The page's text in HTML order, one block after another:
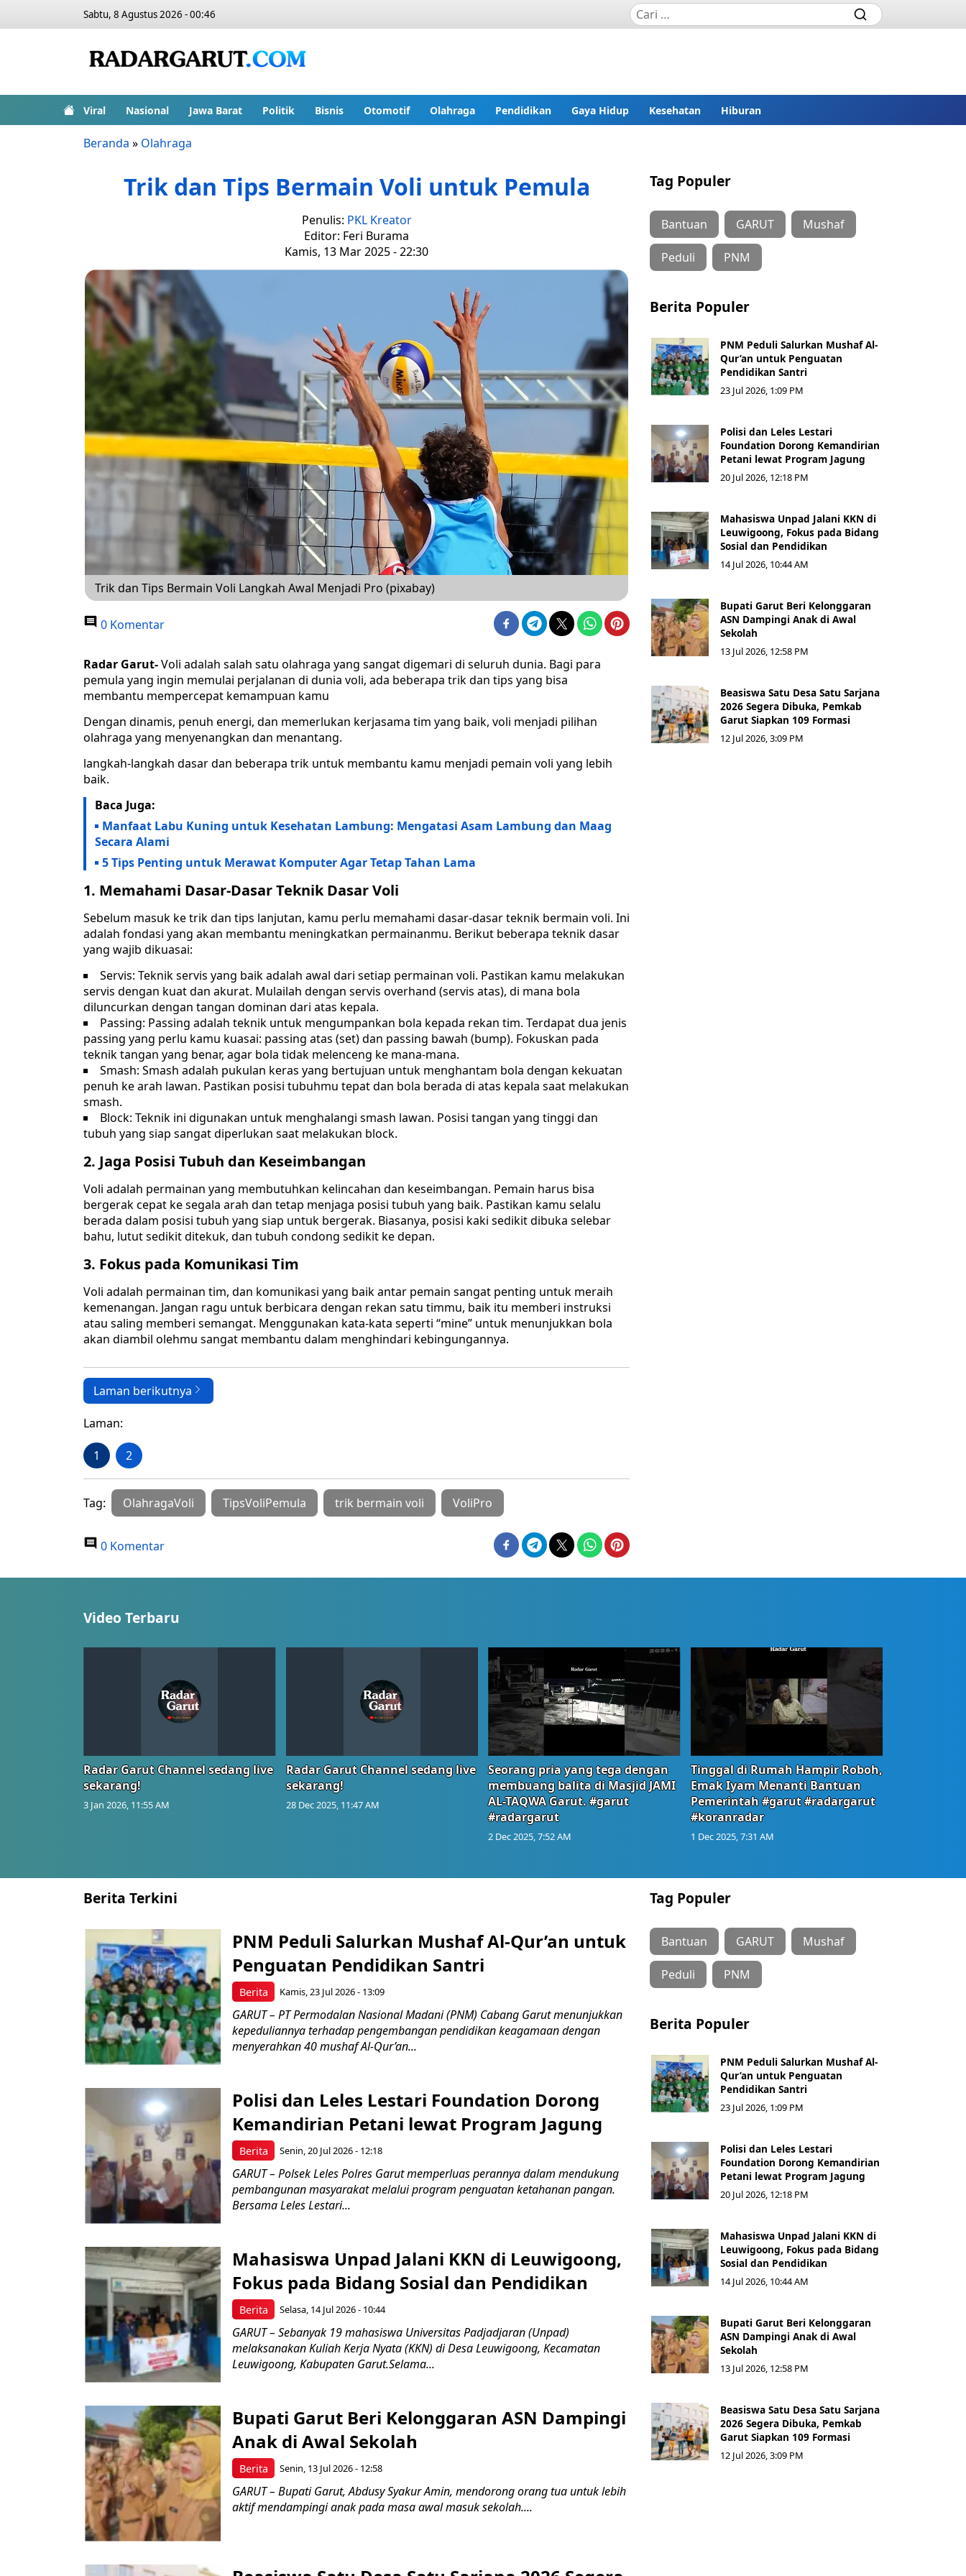
Sabtu, 8 Agustus 2026 - 00:46
Viral Nasional Jawa Barat Politik Bisnis Otomotif Olahraga Pendidikan Gaya Hidup Kesehatan Hiburan
Beranda » Olahraga
Trik dan Tips Bermain Voli untuk Pemula
Penulis: PKL Kreator
Editor: Feri Burama
Kamis, 13 Mar 2025 - 22:30
Trik dan Tips Bermain Voli Langkah Awal Menjadi Pro (pixabay)
0 Komentar
Radar Garut-Voli adalah salah satu olahraga yang sangat digemari di seluruh dunia. Bagi para
pemula yang ingin memulai perjalanan di dunia voli, ada beberapa trik dan tips yang bisa
membantu mempercepat kemampuan kamu
Dengan dinamis, penuh energi, dan memerlukan kerjasama tim yang baik, voli menjadi pilihan
olahraga yang menyenangkan dan menantang.
langkah-langkah dasar dan beberapa trik untuk membantu kamu menjadi pemain voli yang lebih
baik.
Baca Juga:
Manfaat Labu Kuning untuk Kesehatan Lambung: Mengatasi Asam Lambung dan Maag
Secara Alami
5 Tips Penting untuk Merawat Komputer Agar Tetap Tahan Lama
1. Memahami Dasar-Dasar Teknik Dasar Voli
Sebelum masuk ke trik dan tips lanjutan, kamu perlu memahami dasar-dasar teknik bermain voli. Ini
adalah fondasi yang akan membantu meningkatkan permainanmu. Berikut beberapa teknik dasar
yang wajib dikuasai:
Servis: Teknik servis yang baik adalah awal dari setiap permainan voli. Pastikan kamu melakukan
servis dengan kuat dan akurat. Mulailah dengan servis overhand (servis atas), di mana bola
diluncurkan dengan tangan dominan dari atas kepala.
Passing: Passing adalah teknik untuk mengumpankan bola kepada rekan tim. Terdapat dua jenis
passing yang perlu kamu kuasai: passing atas (set) dan passing bawah (bump). Fokuskan pada
teknik tangan yang benar, agar bola tidak melenceng ke mana-mana.
Smash: Smash adalah pukulan keras yang bertujuan untuk menghantam bola dengan kekuatan
penuh ke arah lawan. Pastikan posisi tubuhmu tepat dan bola berada di atas kepala saat melakukan
smash.
Block: Teknik ini digunakan untuk menghalangi smash lawan. Posisi tangan yang tinggi dan
tubuh yang siap sangat diperlukan saat melakukan block.
2. Jaga Posisi Tubuh dan Keseimbangan
Voli adalah permainan yang membutuhkan kelincahan dan keseimbangan. Pemain harus bisa
bergerak cepat ke segala arah dan tetap menjaga posisi tubuh yang baik. Pastikan kamu selalu
berada dalam posisi tubuh yang siap untuk bergerak. Biasanya, posisi kaki sedikit dibuka selebar
bahu, lutut sedikit ditekuk, dan tubuh condong sedikit ke depan.
3. Fokus pada Komunikasi Tim
Voli adalah permainan tim, dan komunikasi yang baik antar pemain sangat penting untuk meraih
kemenangan. Jangan ragu untuk berbicara dengan rekan satu timmu, baik itu memberi instruksi
atau saling memberi semangat. Menggunakan kata-kata seperti “mine” untuk menunjukkan bola
akan diambil olehmu sangat membantu dalam menghindari kebingungannya.
Laman berikutnya
Laman:
1 2
Tag: OlahragaVoli TipsVoliPemula trik bermain voli VoliPro
0 Komentar
Tag Populer
Bantuan GARUT Mushaf
Peduli PNM
Berita Populer
PNM Peduli Salurkan Mushaf Al-
Qur’an untuk Penguatan
Pendidikan Santri
23 Jul 2026, 1:09 PM
Polisi dan Leles Lestari
Foundation Dorong Kemandirian
Petani lewat Program Jagung
20 Jul 2026, 12:18 PM
Mahasiswa Unpad Jalani KKN di
Leuwigoong, Fokus pada Bidang
Sosial dan Pendidikan
14 Jul 2026, 10:44 AM
Bupati Garut Beri Kelonggaran
ASN Dampingi Anak di Awal
Sekolah
13 Jul 2026, 12:58 PM
Beasiswa Satu Desa Satu Sarjana
2026 Segera Dibuka, Pemkab
Garut Siapkan 109 Formasi
12 Jul 2026, 3:09 PM
Video Terbaru
Radar Garut Channel sedang live
sekarang!
3 Jan 2026, 11:55 AM
Radar Garut Channel sedang live
sekarang!
28 Dec 2025, 11:47 AM
Seorang pria yang tega dengan
membuang balita di Masjid JAMI
AL-TAQWA Garut. #garut
#radargarut
2 Dec 2025, 7:52 AM
Tinggal di Rumah Hampir Roboh,
Emak Iyam Menanti Bantuan
Pemerintah #garut #radargarut
#koranradar
1 Dec 2025, 7:31 AM
Berita Terkini
Berita
PNM Peduli Salurkan Mushaf Al-Qur’an untuk
Penguatan Pendidikan Santri
Kamis, 23 Jul 2026 - 13:09
GARUT – PT Permodalan Nasional Madani (PNM) Cabang Garut menunjukkan
kepeduliannya terhadap pengembangan pendidikan keagamaan dengan
menyerahkan 40 mushaf Al-Qur’an...
Berita
Polisi dan Leles Lestari Foundation Dorong
Kemandirian Petani lewat Program Jagung
Senin, 20 Jul 2026 - 12:18
GARUT – Polsek Leles Polres Garut memperluas perannya dalam mendukung
pembangunan masyarakat melalui program penguatan ketahanan pangan.
Bersama Leles Lestari...
Berita
Mahasiswa Unpad Jalani KKN di Leuwigoong,
Fokus pada Bidang Sosial dan Pendidikan
Selasa, 14 Jul 2026 - 10:44
GARUT – Sebanyak 19 mahasiswa Universitas Padjadjaran (Unpad)
melaksanakan Kuliah Kerja Nyata (KKN) di Desa Leuwigoong, Kecamatan
Leuwigoong, Kabupaten Garut.Selama...
Berita
Bupati Garut Beri Kelonggaran ASN Dampingi
Anak di Awal Sekolah
Senin, 13 Jul 2026 - 12:58
GARUT – Bupati Garut, Abdusy Syakur Amin, mendorong orang tua untuk lebih
aktif mendampingi anak pada masa awal masuk sekolah....
Tag Populer
Bantuan GARUT Mushaf
Peduli PNM
Berita Populer
PNM Peduli Salurkan Mushaf Al-
Qur’an untuk Penguatan
Pendidikan Santri
23 Jul 2026, 1:09 PM
Polisi dan Leles Lestari
Foundation Dorong Kemandirian
Petani lewat Program Jagung
20 Jul 2026, 12:18 PM
Mahasiswa Unpad Jalani KKN di
Leuwigoong, Fokus pada Bidang
Sosial dan Pendidikan
14 Jul 2026, 10:44 AM
Bupati Garut Beri Kelonggaran
ASN Dampingi Anak di Awal
Sekolah
13 Jul 2026, 12:58 PM
Beasiswa Satu Desa Satu Sarjana
2026 Segera Dibuka, Pemkab
Garut Siapkan 109 Formasi
12 Jul 2026, 3:09 PM